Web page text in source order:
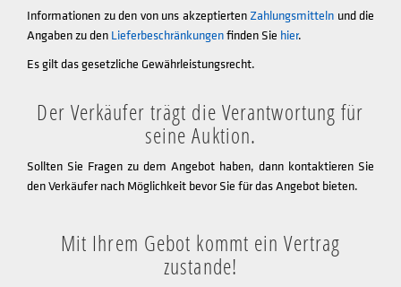
Informationen zu den von uns akzeptierten Zahlungsmitteln und die
Angaben zu den Lieferbeschränkungenfinden Sie hier.
Es gilt das gesetzliche Gewährleistungsrecht.
Der Verkäufer trägt die Verantwortung für
seine Auktion.
Sollten Sie Fragen zu dem Angebot haben, dann kontaktieren Sie
den Verkäufer nach Möglichkeit bevor Sie für das Angebot bieten.
Mit Ihrem Gebot kommt ein Vertrag
zustande!